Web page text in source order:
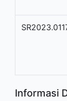
Informasi